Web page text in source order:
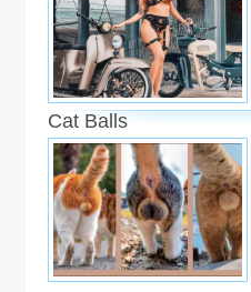
Cat Balls